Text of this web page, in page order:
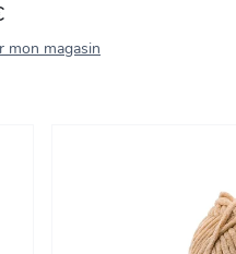
mon magasin